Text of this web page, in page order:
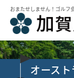
おまたせしません！ゴルフ
オース